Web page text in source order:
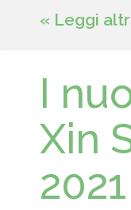
« Leggi
I
Xin
2021